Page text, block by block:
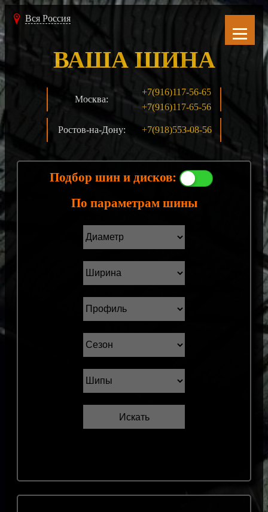
Вся Россия
Москва:
+7(916)117-56-65
+7(916)117-65-56
Ростов-на-Дону: +7(918)553-08-56
ВАША ШИНА
Подбор шин и дисков:
По параметрам шины